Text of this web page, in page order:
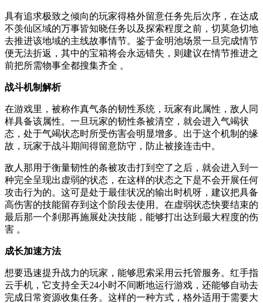
具有追求极致之倾向的玩家得格外留意任务先后次序，在达成
不羡仙区域的万事皆知晓任务以及探索程度之前，切莫急切地
去推进该地域的主线故事情节。鉴于金明池场景一旦完成情节
便无法折返，其中的宝箱将会永远错失，则建议在情节推进之
前把所需物事全都搜集齐全 。
战斗机制解析
在游戏里，被称作真气条的韧性系统，玩家有此属性，敌人同
样具备该属性。一旦玩家的韧性条被清空，就会进入气竭状
态，处于气竭状态时所受伤害会明显增多。出于这个机制的缘
故，玩家于战斗期间得留意防守，防止被接连击中。
敌人那用于衡量韧性的条被攻击打到空了之后，就会进入到一
种完全呈现出虚弱的状态，在这样的状态之下是不会开展任何
攻击行为的。这可是处于最佳状况的输出时机呀，建议把具备
高伤害的技能留存到这个阶段去使用。在虚弱状态快要结束的
最后那一个刹那再施展处决技能，能够打出达到最大程度的伤
害 。
成长加速方法
想要迅速提升战力的玩家，能够思索采用云托管服务。红手指
云手机，它支持全天24小时不间断地运行游戏，还能够自动去
完成日常资源收集任务。这样的一种方式，格外适用于需要大